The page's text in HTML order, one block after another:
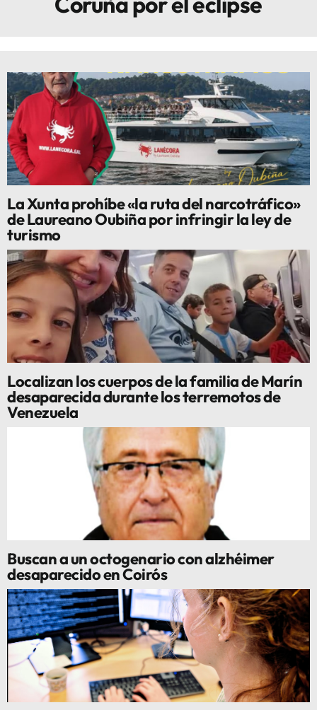
La Xunta prohíbe «la ruta del narcotráfico»
de Laureano Oubiña por infringir la ley de
turismo
Localizan los cuerpos de la familia de Marín
desaparecida durante los terremotos de
Venezuela
Buscan a un octogenario con alzhéimer
desaparecido en Coirós